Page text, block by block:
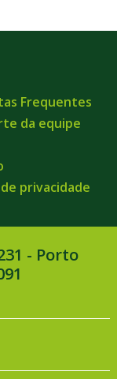
Frequentes
da equipe
privacidade
- Porto